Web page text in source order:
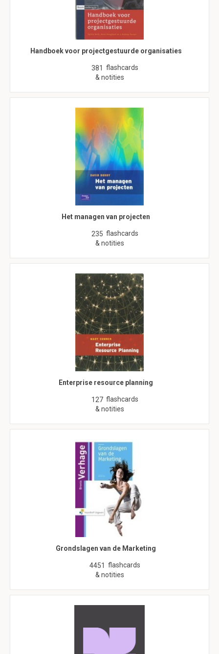
Handboek voor projectgestuurde organisaties
381 flashcards
& notities
Het managen van projecten
235 flashcards
& notities
Enterprise resource planning
127 flashcards
& notities
Grondslagen van de Marketing
4451 flashcards
& notities